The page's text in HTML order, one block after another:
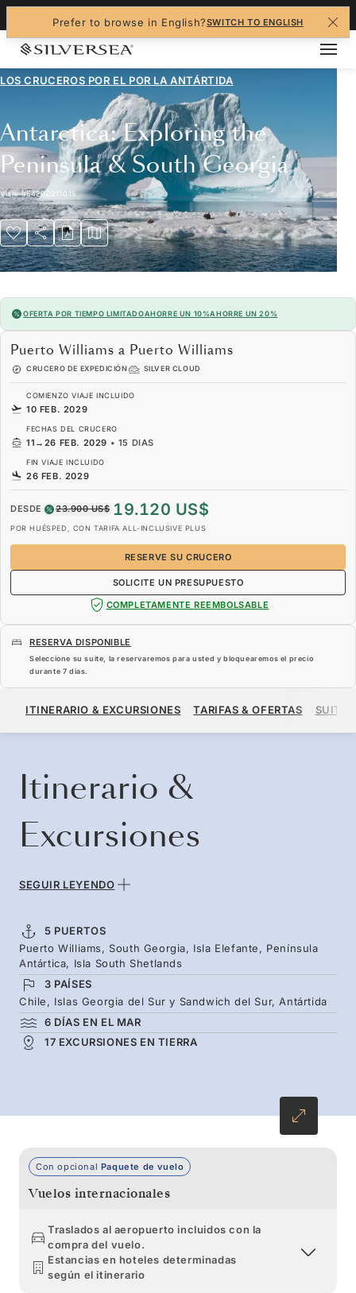
Prefer to browse in English?SWITCH TO ENGLISH
LOS CRUCEROS POR EL POR LA ANTÁRTIDA
Antarctica: Exploring the
Peninsula & South Georgia
Viaje#E4290211015
OFERTA POR TIEMPO LIMITADOAHORRE UN 10%AHORRE UN 20%
Puerto Williams a Puerto Williams
CRUCERO DE EXPEDICIÓN SILVER CLOUD
COMIENZO VIAJE INCLUIDO
10 FEB. 2029
FECHAS DEL CRUCERO
11 → 26 FEB. 2029 • 15 DIAS
FIN VIAJE INCLUIDO
26 FEB. 2029
DESDE 23.900 US$ 19.120 US$
POR HUÉSPED, CON TARIFA ALL-INCLUSIVE PLUS
RESERVE SU CRUCERO
SOLICITE UN PRESUPUESTO
COMPLETAMENTE REEMBOLSABLE
RESERVA DISPONIBLE
Seleccione su suite, la reservaremos para usted y bloquearemos el precio
durante 7 dias.
19.120 US$
ITINERARIO & EXCURSIONES TARIFAS & OFERTAS SUITES
Itinerario &
Excursiones
SEGUIR LEYENDO
5 PUERTOS
Puerto Williams, South Georgia, Isla Elefante, Península
Antártica, Isla South Shetlands
3 PAÍSES
Chile, Islas Georgia del Sur y Sandwich del Sur, Antártida
6 DÍAS EN EL MAR
17 EXCURSIONES EN TIERRA
Con opcional Paquete de vuelo
Vuelos internacionales
Traslados al aeropuerto incluidos con la
compra del vuelo.
Estancias en hoteles determinadas
según el itinerario